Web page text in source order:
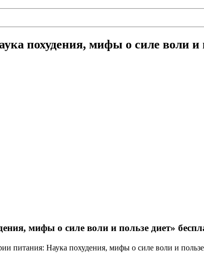
похудения, мифы о силе воли и
мифы о силе воли и пользе диет»
питания: Наука похудения, мифы о силе воли и